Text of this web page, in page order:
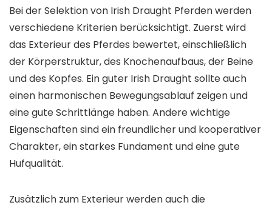
Bei der Selektion von Irish Draught Pferden werden
verschiedene Kriterien berücksichtigt. Zuerst wird
das Exterieur des Pferdes bewertet, einschließlich
der Körperstruktur, des Knochenaufbaus, der Beine
und des Kopfes. Ein guter Irish Draught sollte auch
einen harmonischen Bewegungsablauf zeigen und
eine gute Schrittlänge haben. Andere wichtige
Eigenschaften sind ein freundlicher und kooperativer
Charakter, ein starkes Fundament und eine gute
Hufqualität.
Zusätzlich zum Exterieur werden auch die